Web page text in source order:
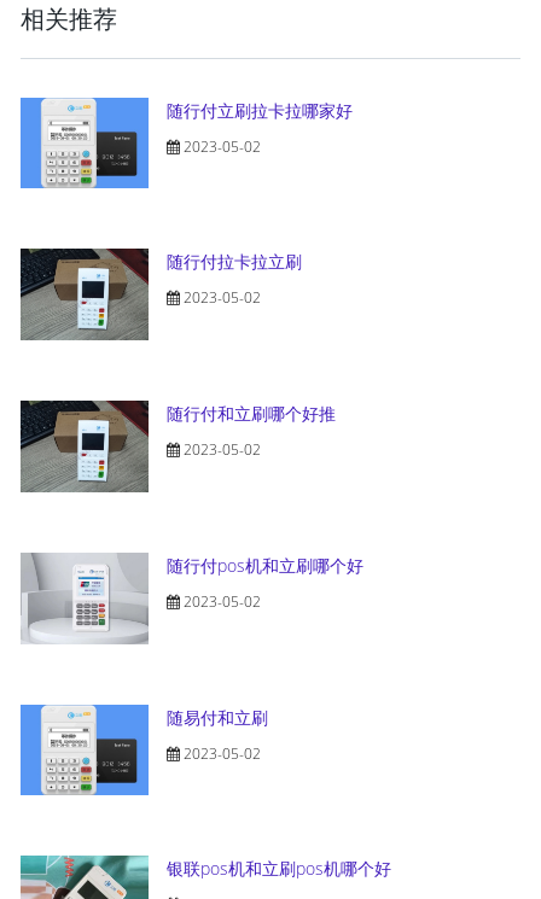
相关推荐
随行付立刷拉卡拉哪家好
2023-05-02
随行付拉卡拉立刷
2023-05-02
随行付和立刷哪个好推
2023-05-02
随行付pos机和立刷哪个好
2023-05-02
随易付和立刷
2023-05-02
银联pos机和立刷pos机哪个好